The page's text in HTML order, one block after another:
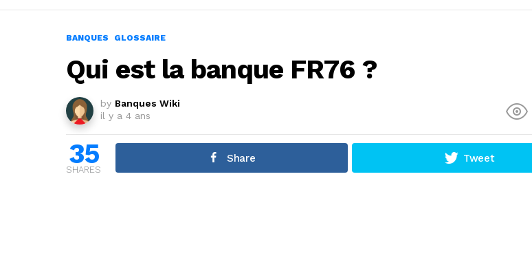
BANQUES GLOSSAIRE
Qui est la banque FR76 ?
by Banques Wiki
il y a 4 ans
35
SHARES
Share Tweet